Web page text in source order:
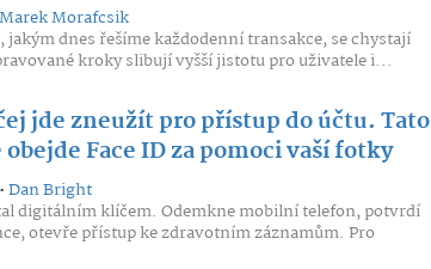
Marek Morafcsik
jakým dnes řešíme každodenní transakce, se chystají
kroky slibují vyšší jistotu pro uživatele i...
jde zneužít pro přístup do účtu. Tato
Face ID za pomoci vaší fotky
Dan Bright
digitálním klíčem. Odemkne mobilní telefon, potvrdí
otevře přístup ke zdravotním záznamům. Pro